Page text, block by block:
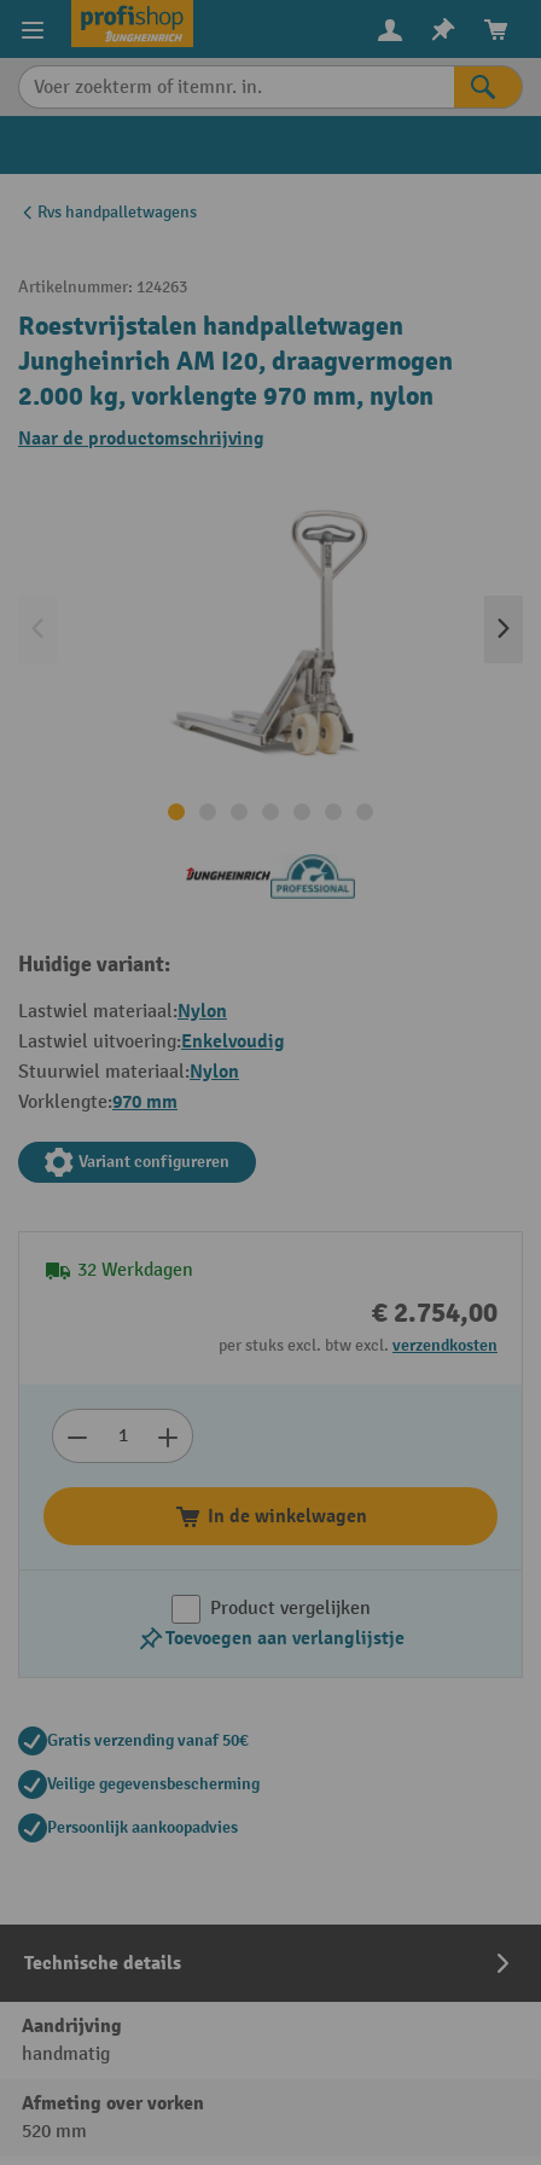
content
Rvs handpalletwagens
Artikelnummer: 124263
Roestvrijstalen handpalletwagen
Jungheinrich AM I20, draagvermogen
2.000 kg, vorklengte 970 mm, nylon
Naar de productomschrijving
Huidige variant:
Lastwiel materiaal:Nylon
Lastwiel uitvoering:Enkelvoudig
Stuurwiel materiaal:Nylon
Vorklengte:970 mm
Variant configureren
32 Werkdagen
€ 2.754,00
per stuks excl. btw excl. verzendkosten
In de winkelwagen
Product vergelijken
Toevoegen aan verlanglijstje
Gratis verzending vanaf 50€
Veilige gegevensbescherming
Persoonlijk aankoopadvies
Technische details
Aandrijving
handmatig
Afmeting over vorken
520 mm